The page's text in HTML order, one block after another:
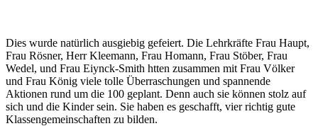
Dies wurde natürlich ausgiebig gefeiert. Die Lehrkräfte Frau Haupt,
Frau Rösner, Herr Kleemann, Frau Homann, Frau Stöber, Frau
Wedel, und Frau Eiynck-Smith htten zusammen mit Frau Völker
und Frau König viele tolle Überraschungen und spannende
Aktionen rund um die 100 geplant. Denn auch sie können stolz auf
sich und die Kinder sein. Sie haben es geschafft, vier richtig gute
Klassengemeinschaften zu bilden.